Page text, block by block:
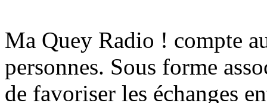
Ma Quey Radio ! compte
personnes. Sous forme
de favoriser les échanges